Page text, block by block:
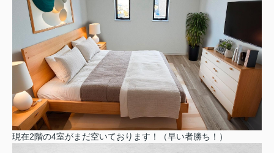
現在2階の4室がまだ空いております！（早い者勝ち！）